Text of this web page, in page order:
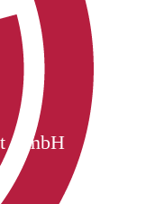
GmbH